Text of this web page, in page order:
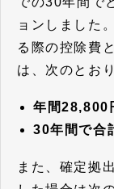
ョンしました。
る際の控除費
は、次のとお
年間28,800
30年間で合
また、確定拠